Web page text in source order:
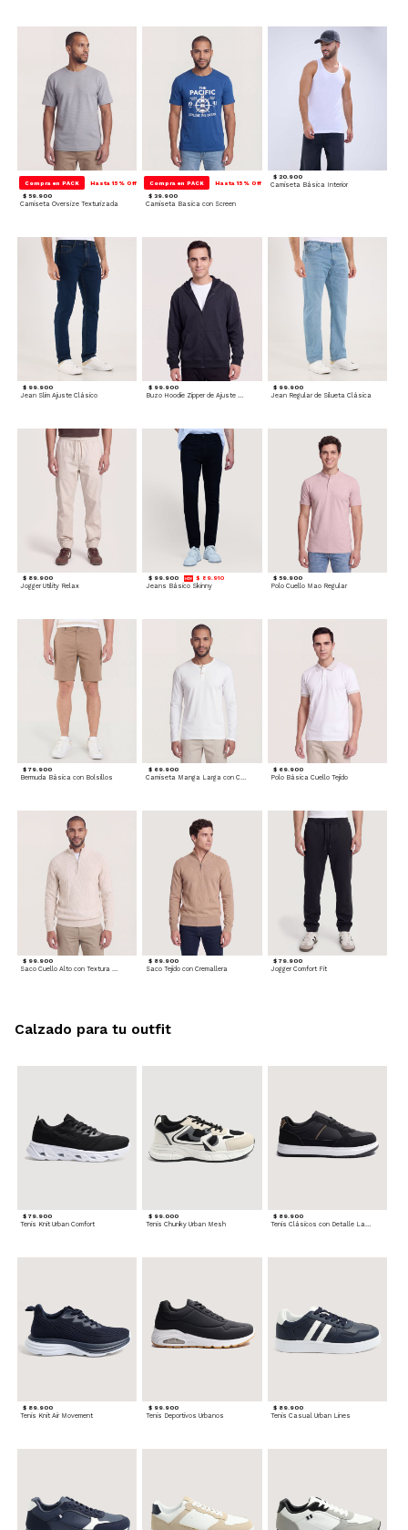
Compra en PACK Hasta 15% Off
$ 59.900
Camiseta Oversize Texturizada
Compra en PACK Hasta 15% Off
$ 39.900
Camiseta Basica con Screen
$ 20.900
Camiseta Básica Interior
$ 99.900
Jean Slim Ajuste Clásico
$ 99.900 $ 99.900
Jean Regular de Silueta Clásica
$ 89.900
Jogger Utility Relax
$ 99.900 $ 89.910
Jeans Básico Skinny
$ 59.900
Polo Cuello Mao Regular
$ 79.900
Bermuda Básica con Bolsillos
$ 69.900
Camiseta Manga Larga con Cuello Henley
$ 69.900
Polo Básica Cuello Tejido
$ 99.900
Saco Cuello Alto con Textura Trenzada
$ 89.900
Saco Tejido con Cremallera
$ 79.900
Jogger Comfort Fit
$ 79.900
Tenis Knit Urban Comfort
$ 99.000
Tenis Chunky Urban Mesh
$ 89.900
Tenis Clásicos con Detalle Lateral
$ 89.900
Tenis Knit Air Movement
$ 99.900
Tenis Deportivos Urbanos
$ 89.900
Tenis Casual Urban Lines
Calzado para tu outfit